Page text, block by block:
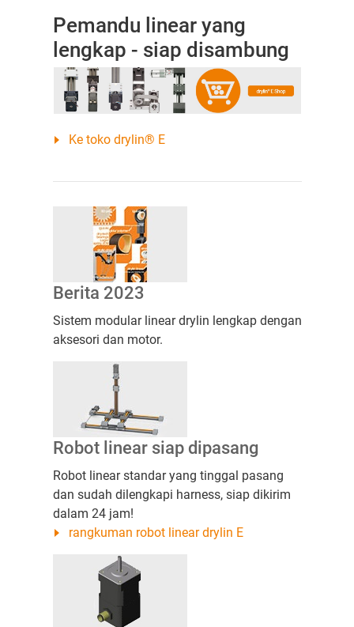
Pemandu linear yang
lengkap - siap disambung
Ke toko drylin® E
Berita 2023
Sistem modular linear drylin lengkap dengan
aksesori dan motor.
Robot linear siap dipasang
Robot linear standar yang tinggal pasang
dan sudah dilengkapi harness, siap dikirim
dalam 24 jam!
rangkuman robot linear drylin E